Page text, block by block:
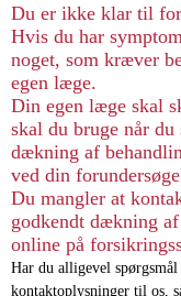
Du er ikke klar til
Hvis du har
noget, som kræver
egen læge.
Din egen læge skal
skal du bruge når
dækning af
ved din
Du mangler at
godkendt dækning
online på
Har du alligevel
kontaktoplysninger til os,